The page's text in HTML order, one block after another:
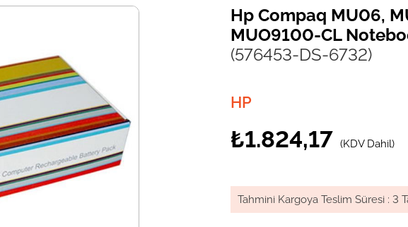
Hp Compaq MU06,
MUO9100-CL
(576453-DS-6732)
HP
₺1.824,17 (KDV Dahil)
Tahmini Kargoya Teslim Süresi : 3